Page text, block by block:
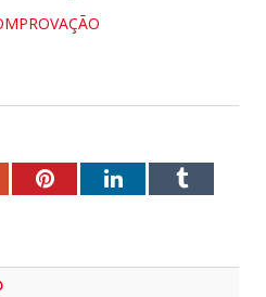
PinterestLinkedInTumblr